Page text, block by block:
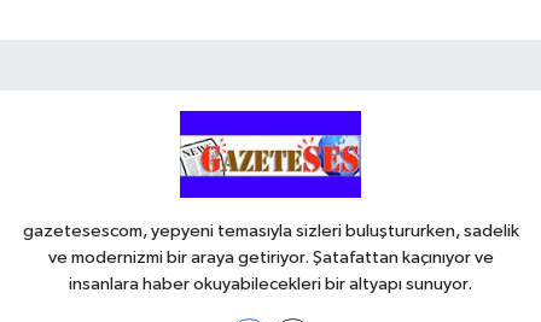
gazetesescom, yepyeni temasıyla sizleri buluştururken, sadelik
ve modernizmi bir araya getiriyor. Şatafattan kaçınıyor ve
insanlara haber okuyabilecekleri bir altyapı sunuyor.